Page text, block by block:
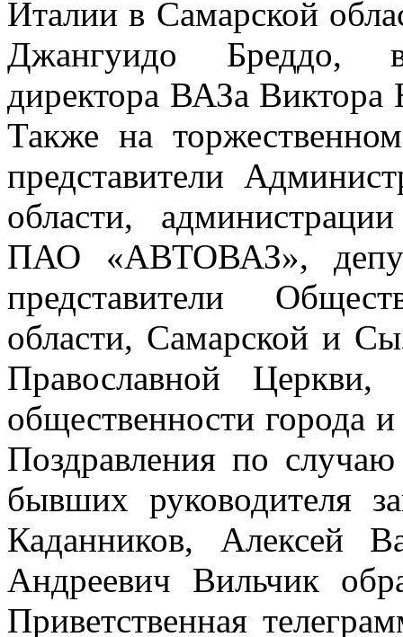
Италии в Самарской
Джангуидо Бреддо,
директора ВАЗа
Также на
представители
области,
ПАО «АВТОВАЗ»,
представители
области, Самарской и
Православной Церкви,
общественности города
Поздравления по
бывших руководителя
Каданников, Алексей
Андреевич Вильчик
Приветственная